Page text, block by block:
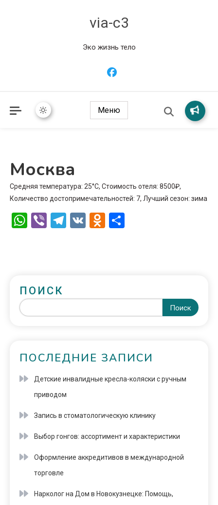
via-c3
Эко жизнь тело
Меню
Москва
Средняя температура: 25°C, Стоимость отеля: 8500₽,
Количество достопримечательностей: 7, Лучший сезон: зима
WhatsApp
ViberTelegram
VK Odnoklassniki
ПОИСК
Поиск
ПОСЛЕДНИЕ ЗАПИСИ
Детские инвалидные кресла-коляски с ручным
приводом
Запись в стоматологическую клинику
Выбор гонгов: ассортимент и характеристики
Оформление аккредитивов в международной
торговле
Нарколог на Дом в Новокузнецке: Помощь,